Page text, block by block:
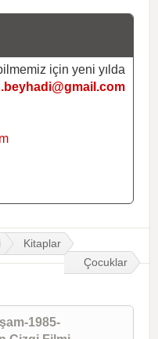
için yeni yılda
Kitaplar
Çocuklar
1985-